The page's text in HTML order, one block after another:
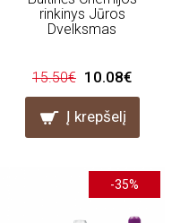
rinkinys Jūros
Dvelksmas
15.50€ 10.08€
Į krepšelį
-35%